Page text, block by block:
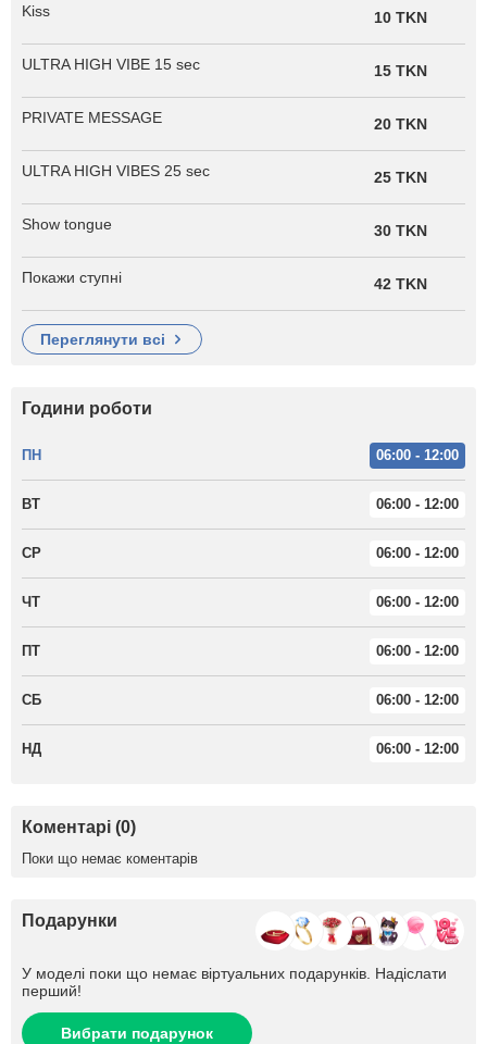
Kiss 10 TKN
ULTRA HIGH VIBE 15 sec 15 TKN
PRIVATE MESSAGE 20 TKN
ULTRA HIGH VIBES 25 sec 25 TKN
Show tongue 30 TKN
Покажи ступні 42 TKN
переглянути всі
Години роботи
ПН 06:00 - 12:00
ВТ 06:00 - 12:00
СР 06:00 - 12:00
ЧТ 06:00 - 12:00
ПТ 06:00 - 12:00
СБ 06:00 - 12:00
НД 06:00 - 12:00
Коментарі (0)
Поки що немає коментарів
Подарунки
У моделі поки що немає віртуальних подарунків. Надіслати
перший!
Вибрати подарунок